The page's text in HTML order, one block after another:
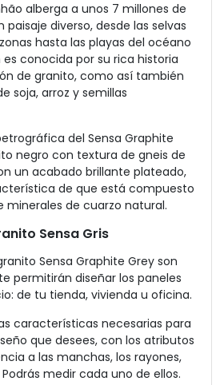
alberga a unos 7 millones de
paisaje diverso, desde las selvas
hasta las playas del océano
conocida por su rica historia
de granito, como así también
soja, arroz y semillas
del Sensa Graphite
negro con textura de gneis de
un acabado brillante plateado,
de que está compuesto
minerales de cuarzo natural.
Sensa Gris
Sensa Graphite Grey son
permitirán diseñar los paneles
de tu tienda, vivienda u oficina.
características necesarias para
que desees, con los atributos
a las manchas, los rayones,
medir cada uno de ellos.